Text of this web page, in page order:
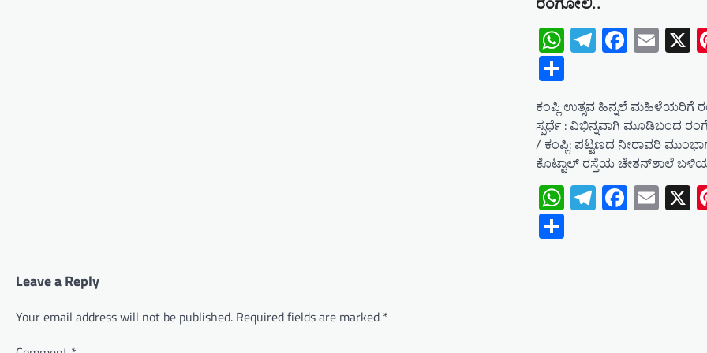
WhatsApp
TelegramX
Share
ಕಂಪ್ಲಿ ಉತ್ಸವ ಹಿನ್ನಲೆ ಮಹಿಳೆಯರಿಗೆ
ಸ್ಪರ್ಧೆ : ವಿಭಿನ್ನವಾಗಿ ಮೂಡಿಬಂದ
/ ಕಂಪ್ಲಿ: ಪಟ್ಟಣದ ನೀರಾವರಿ
ಕೊಟ್ಟಾಲ್ ರಸ್ತೆಯ ಚೇತನ್‌ಶಾಲೆ
WhatsApp
TelegramX
Share
Leave a Reply
Your email address will not be published. Required fields are marked *